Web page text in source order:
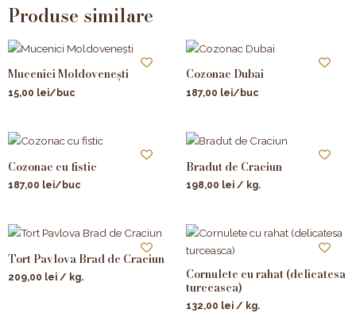
Produse similare
Mucenici Moldovenești
15,00 lei/buc
Cozonac Dubai
187,00 lei/buc
Cozonac cu fistic
187,00 lei/buc
Bradut de Craciun
198,00 lei / kg.
Tort Pavlova Brad de Craciun
209,00 lei / kg.
Cornulete cu rahat (delicatesa
turceasca)
132,00 lei / kg.